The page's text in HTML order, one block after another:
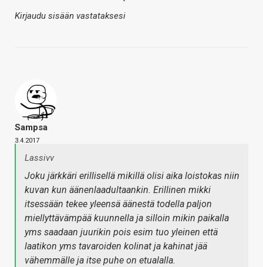
Kirjaudu sisään vastataksesi
Sampsa
3.4.2017
Lassivv
Joku järkkäri erillisellä mikillä olisi aika loistokas niin
kuvan kun äänenlaadultaankin. Erillinen mikki
itsessään tekee yleensä äänestä todella paljon
miellyttävämpää kuunnella ja silloin mikin paikalla
yms saadaan juurikin pois esim tuo yleinen että
laatikon yms tavaroiden kolinat ja kahinat jää
vähemmälle ja itse puhe on etualalla.